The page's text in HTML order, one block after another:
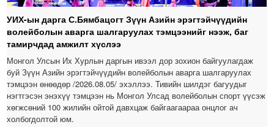
УИХ-ын дарга С.Бямбацогт Зүүн Азийн эрэгтэйчүүдийн
волейболын аварга шалгаруулах тэмцээнийг нээж, баг
тамирчдад амжилт хүслээ
Монгол Улсын Их Хурлын даргын ивээл дор зохион байгуулагдаж
буй Зүүн Азийн эрэгтэйчүүдийн волейболын аварга шалгаруулах
тэмцээн өнөөдөр /2026.08.05/ эхэллээ. Тивийн шилдэг багуудыг
нэгтгэсэн энэхүү тэмцээн нь Монгол Улсад волейболын спорт үүсэж
хөгжсөний 100 жилийн ойтой давхцаж байгаагаараа онцлог ач
холбогдолтой юм.